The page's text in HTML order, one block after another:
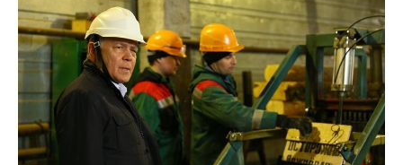
КОМУ ПРИНАДЛЕЖАТ
ТОРГОВЫЕ ЦЕНТРЫ
ТАТАРСТАНА
БЮДЖЕТ
ИНВЕСТИЦИИ
МАШИНОСТРОЕНИЕ
НЕФТЕХИМИЯ
НЕФТЬ
ОПК
НОВОСТИ АВТО
БИЗНЕС
НОВОСТИ БИЗНЕСА
РОЗНИЧНАЯ ТОРГОВЛЯ
ТРАНСПОРТ
ТЕХНОЛОГИИ
НОВОСТИ ТЕХНОЛОГИЙ
IT
МЕРОПРИЯТИЯ
НОВОСТИ МЕРОПРИЯТИЙ
СПОРТ